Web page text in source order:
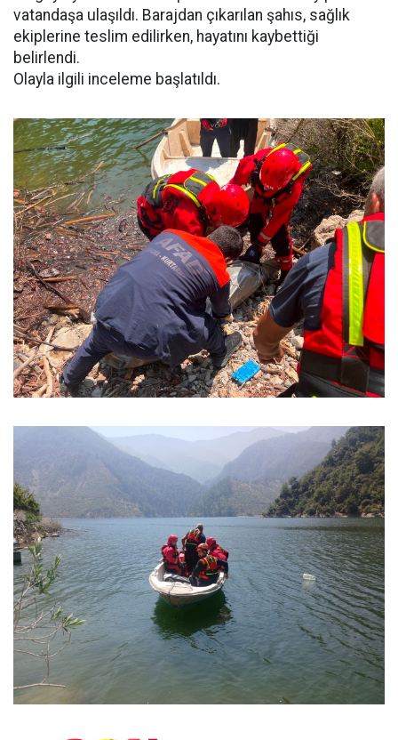
vatandaşa ulaşıldı. Barajdan çıkarılan şahıs, sağlık
ekiplerine teslim edilirken, hayatını kaybettiği
belirlendi.
Olayla ilgili inceleme başlatıldı.